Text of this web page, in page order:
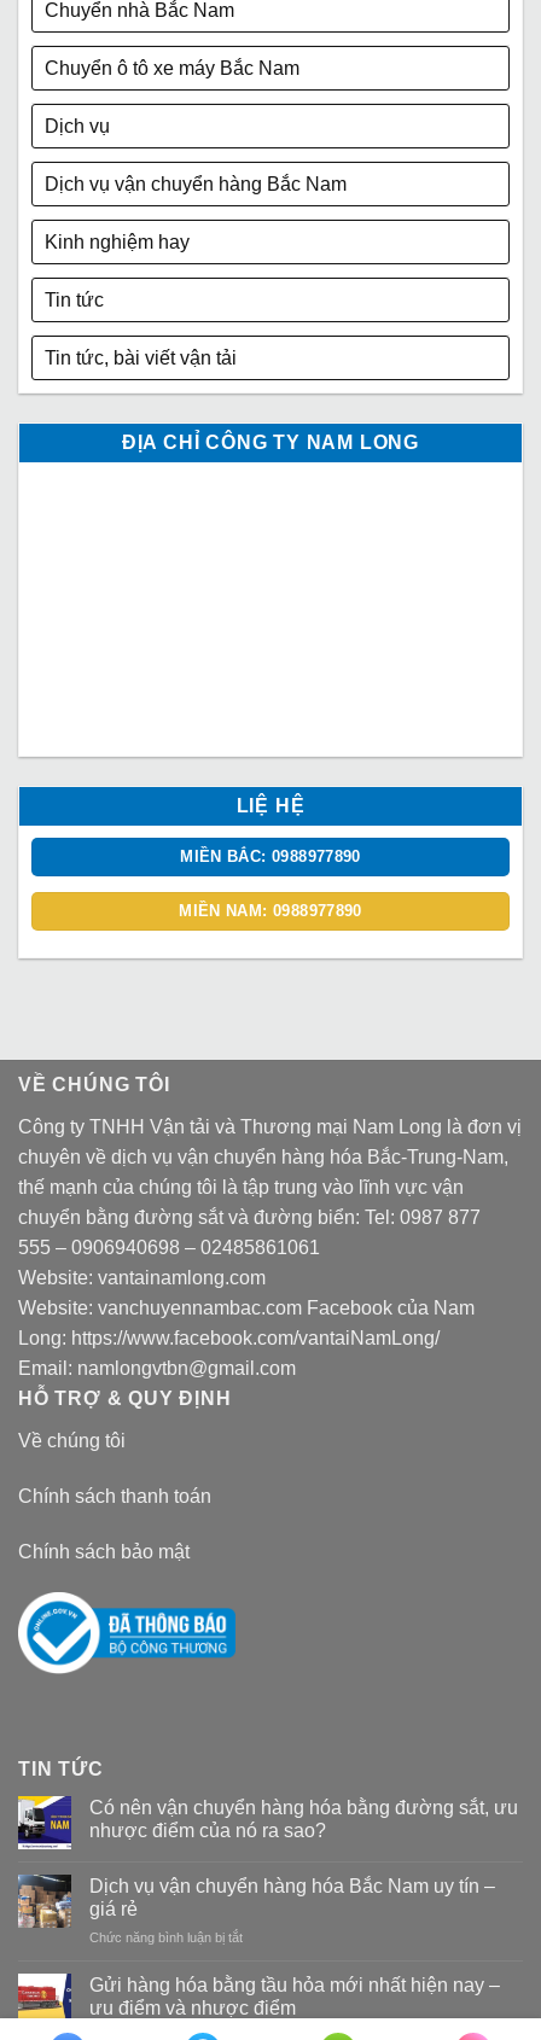
Chuyển nhà Bắc Nam
Chuyển ô tô xe máy Bắc Nam
Dịch vụ
Dịch vụ vận chuyển hàng Bắc Nam
Kinh nghiệm hay
Tin tức
Tin tức, bài viết vận tải
ĐỊA CHỈ CÔNG TY NAM LONG
LIỆ HỆ
MIỀN BẮC: 0988977890
MIỀN NAM: 0988977890
VỀ CHÚNG TÔI
Công ty TNHH Vận tải và Thương mại Nam Long là đơn vị
chuyên về dịch vụ vận chuyển hàng hóa Bắc-Trung-Nam,
thế mạnh của chúng tôi là tập trung vào lĩnh vực vận
chuyển bằng đường sắt và đường biển: Tel: 0987 877
555 – 0906940698 – 02485861061
Website: vantainamlong.com
Website: vanchuyennambac.com Facebook của Nam
Long: https://www.facebook.com/vantaiNamLong/
Email: namlongvtbn@gmail.com
HỖ TRỢ & QUY ĐỊNH
Về chúng tôi
Chính sách thanh toán
Chính sách bảo mật
TIN TỨC
Có nên vận chuyển hàng hóa bằng đường sắt, ưu
nhược điểm của nó ra sao?
Dịch vụ vận chuyển hàng hóa Bắc Nam uy tín –
giá rẻ
Chức năng bình luận bị tắt
vụ
vận
chuyển
Gửi hàng hóa bằng tầu hỏa mới nhất hiện nay –
ưu điểm và nhược điểm